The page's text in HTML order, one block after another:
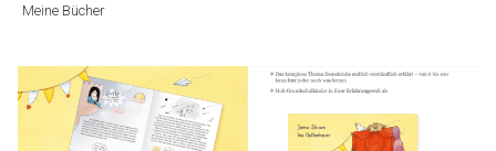
Meine Bücher